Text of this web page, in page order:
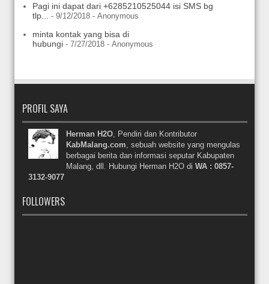
Pagi ini dapat dari +6285210525044 isi SMS bg
tlp...
- 9/12/2018 - Anonymous
minta kontak yang bisa di
hubungi - 7/27/2018 - Anonymous
PROFIL SAYA
Herman H2O, Pendiri dan Kontributor
KabMalang.com, sebuah website yang mengulas
berbagai berita dan informasi seputar Kabupaten
Malang, dll. Hubungi Herman H2O di WA : 0857-
3132-9077
FOLLOWERS